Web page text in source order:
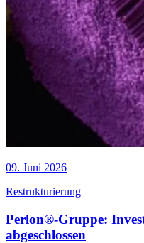
09. Juni 2026
Restrukturierung
Perlon®-Gruppe:
abgeschlossen